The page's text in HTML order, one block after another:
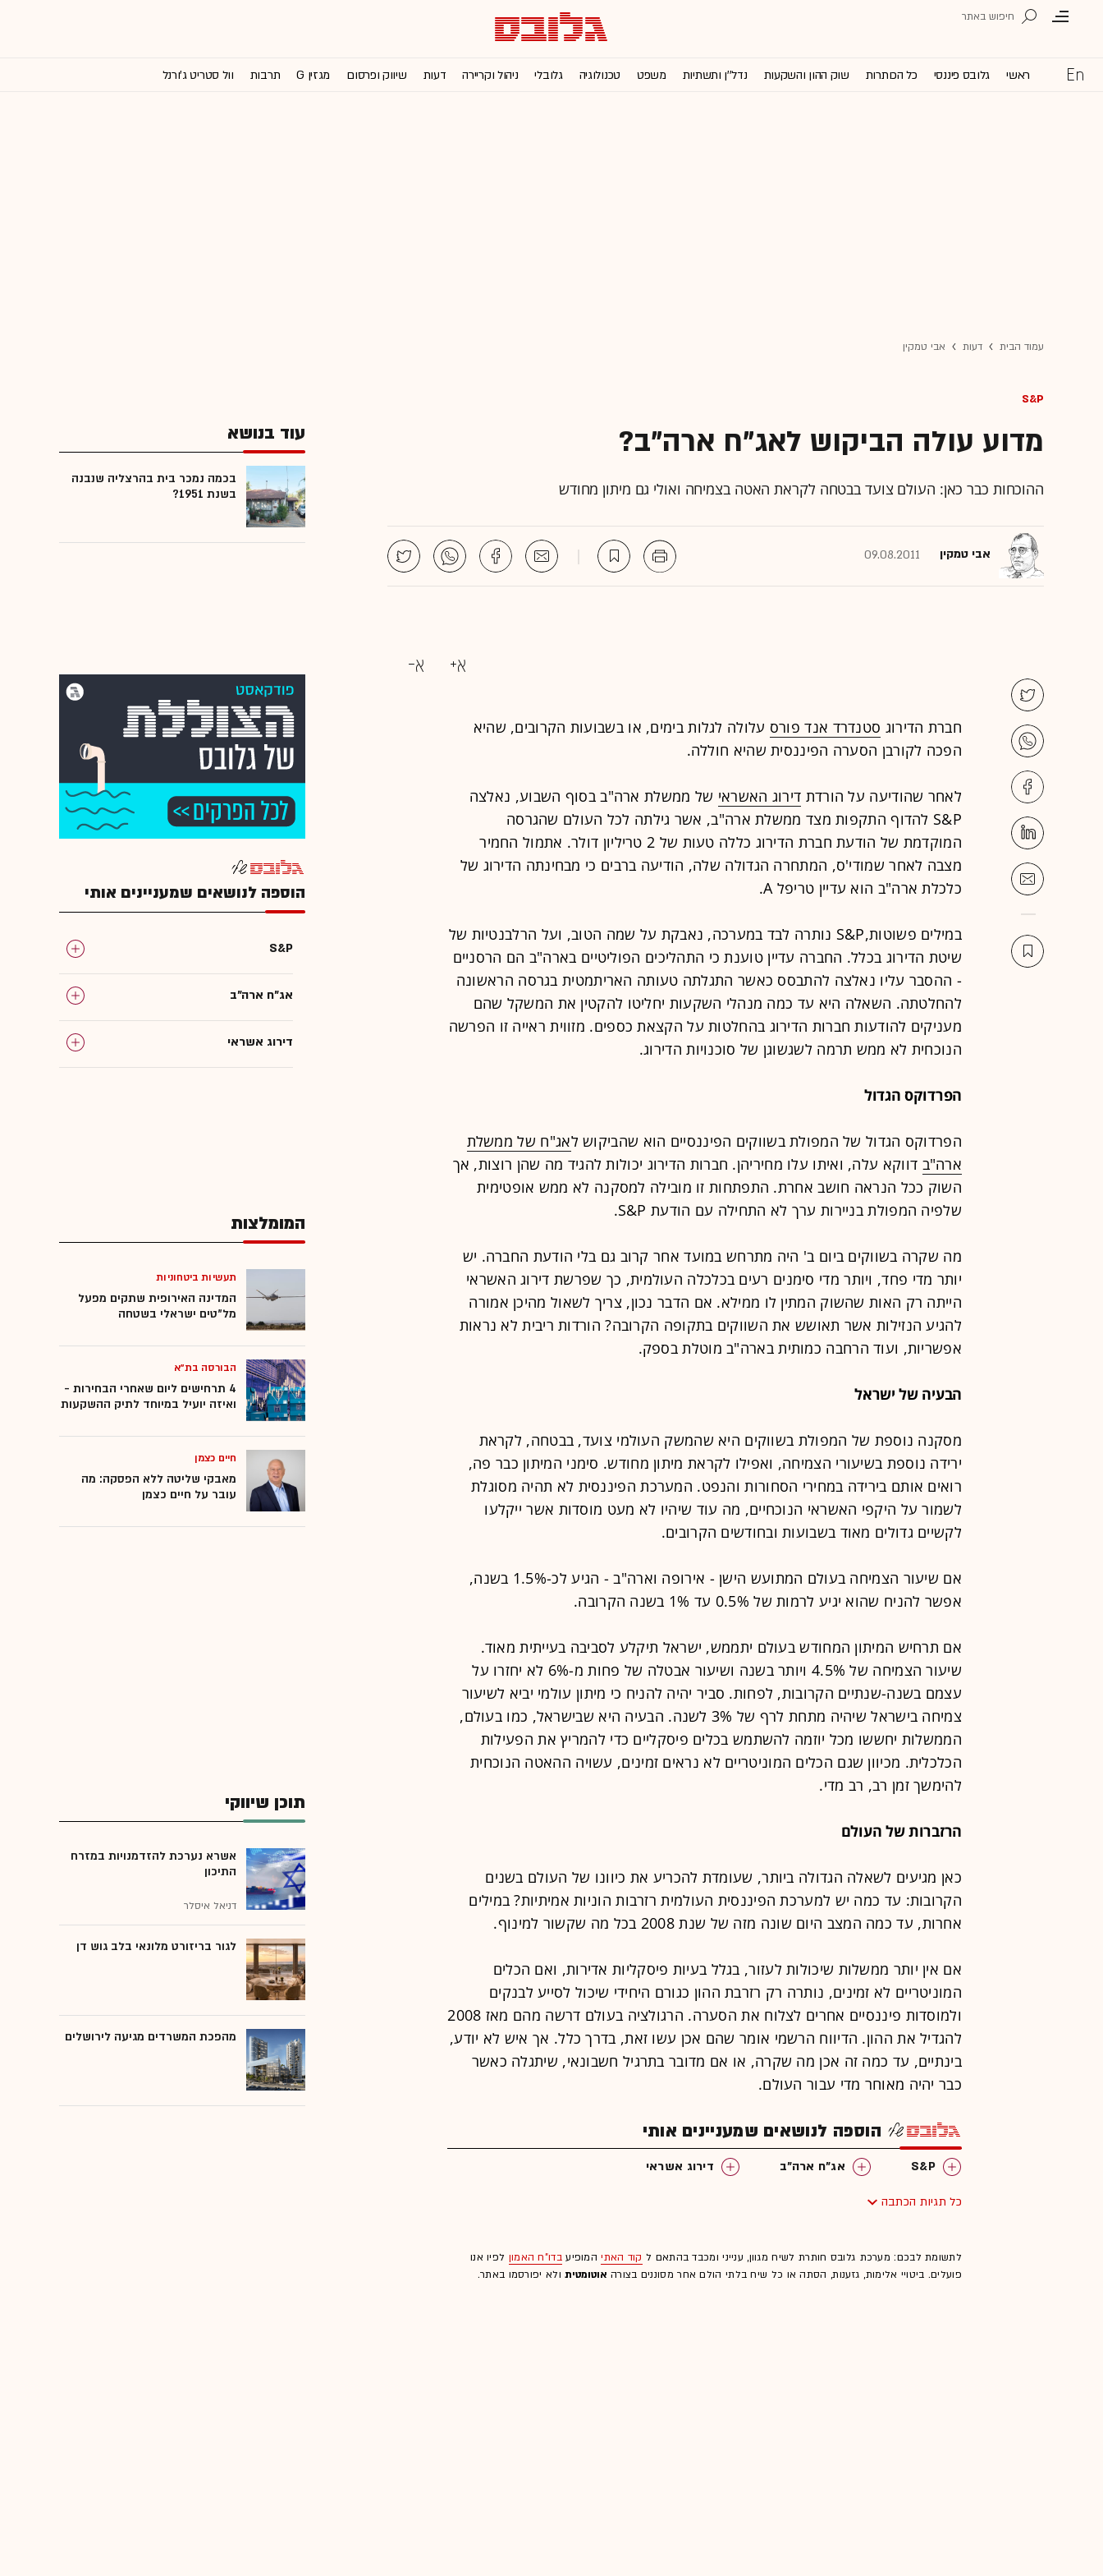
ראשי גלובס פיננסי כל הכותרות שוק ההון והשקעות נדל''ן ותשתיות משפט טכנולוגיה גלובלי ניהול וקריירה דעות שיווק ופרסום מגזין G תרבות וול סטריט ג'ורנל
עמוד הבית דעות אבי טמקין
S&P
מדוע עולה הביקוש לאג"ח ארה"ב?
ההוכחות כבר כאן: העולם צועד בבטחה לקראת האטה בצמיחה ואולי גם מיתון מחודש
אבי טמקין 09.08.2011
חברת הדירוג סטנדרד אנד פורס עלולה לגלות בימים, או בשבועות הקרובים, שהיא
הפכה לקורבן הסערה הפיננסית שהיא חוללה.
לאחר שהודיעה על הורדת דירוג האשראי של ממשלת ארה"ב בסוף השבוע, נאלצה
S&P להדוף התקפות מצד ממשלת ארה"ב, אשר גילתה לכל העולם שהגרסה
המוקדמת של הודעת חברת הדירוג כללה טעות של 2 טריליון דולר. אתמול החמיר
מצבה לאחר שמודי'ס, המתחרה הגדולה שלה, הודיעה ברבים כי מבחינתה הדירוג של
כלכלת ארה"ב הוא עדיין טריפל A.
במילים פשוטות,S&P נותרה לבד במערכה, נאבקת על שמה הטוב, ועל הרלבנטיות של
שיטת הדירוג בכלל. החברה עדיין טוענת כי התהליכים הפוליטיים בארה"ב הם הרסניים
- ההסבר עליו נאלצה להתבסס כאשר התגלתה טעותה האריתמטית בגרסה הראשונה
להחלטתה. השאלה היא עד כמה מנהלי השקעות יחליטו להקטין את המשקל שהם
מעניקים להודעות חברות הדירוג בהחלטות על הקצאת כספים. מזווית ראייה זו הפרשה
הנוכחית לא ממש תרמה לשגשוגן של סוכנויות הדירוג.
הפרדוקס הגדול
הפרדוקס הגדול של המפולת בשווקים הפיננסיים הוא שהביקוש לאג"ח של ממשלת
ארה"ב דווקא עלה, ואיתו עלו מחיריהן. חברות הדירוג יכולות להגיד מה שהן רוצות, אך
השוק ככל הנראה חושב אחרת. התפתחות זו מובילה למסקנה לא ממש אופטימית
שלפיה המפולת בניירות ערך לא התחילה עם הודעת S&P.
מה שקרה בשווקים ביום ב' היה מתרחש במועד אחר קרוב גם בלי הודעת החברה. יש
יותר מדי פחד, ויותר מדי סימנים רעים בכלכלה העולמית, כך שפרשת דירוג האשראי
הייתה רק האות שהשוק המתין לו ממילא. אם הדבר נכון, צריך לשאול מהיכן אמורה
להגיע הנזילות אשר תאושש את השווקים בתקופה הקרובה? הורדות ריבית לא נראות
אפשריות, ועוד הרחבה כמותית בארה"ב מוטלת בספק.
הבעיה של ישראל
מסקנה נוספת של המפולת בשווקים היא שהמשק העולמי צועד, בבטחה, לקראת
ירידה נוספת בשיעורי הצמיחה, ואפילו לקראת מיתון מחודש. סימני המיתון כבר פה,
רואים אותם בירידה במחירי הסחורות והנפט. המערכת הפיננסית לא תהיה מסוגלת
לשמור על היקפי האשראי הנוכחיים, מה עוד שיהיו לא מעט מוסדות אשר ייקלעו
לקשיים גדולים מאוד בשבועות ובחודשים הקרובים.
אם שיעור הצמיחה בעולם המתועש הישן - אירופה וארה"ב - הגיע לכ-1.5% בשנה,
אפשר להניח שהוא יגיע לרמות של 0.5% עד 1% בשנה הקרובה.
אם תרחיש המיתון המחודש בעולם יתממש, ישראל תיקלע לסביבה בעייתית מאוד.
שיעור הצמיחה של 4.5% ויותר בשנה ושיעור אבטלה של פחות מ-6% לא יחזרו על
עצמם בשנה-שנתיים הקרובות, לפחות. סביר יהיה להניח כי מיתון עולמי יביא לשיעור
צמיחה בישראל שיהיה מתחת לרף של 3% לשנה. הבעיה היא שבישראל, כמו בעולם,
הממשלות יחששו מכל יוזמה להשתמש בכלים פיסקליים כדי להמריץ את הפעילות
הכלכלית. מכיוון שגם הכלים המוניטריים לא נראים זמינים, עשויה ההאטה הנוכחית
להימשך זמן רב, רב מדי.
הרזברות של העולם
כאן מגיעים לשאלה הגדולה ביותר, שעומדת להכריע את כיוונו של העולם בשנים
הקרובות: עד כמה יש למערכת הפיננסית העולמית רזרבות הוניות אמיתיות? במילים
אחרות, עד כמה המצב היום שונה מזה של שנת 2008 בכל מה שקשור למינוף.
אם אין יותר ממשלות שיכולות לעזור, בגלל בעיות פיסקליות אדירות, ואם הכלים
המוניטריים לא זמינים, נותרה רק רזרבת ההון כגורם היחידי שיכול לסייע לבנקים
ולמוסדות פיננסיים אחרים לצלוח את הסערה. הרגולציה בעולם דרשה מהם מאז 2008
להגדיל את ההון. הדיווח הרשמי אומר שהם אכן עשו זאת, בדרך כלל. אך איש לא יודע,
בינתיים, עד כמה זה אכן מה שקרה, או אם מדובר בתרגיל חשבונאי, שיתגלה כאשר
כבר יהיה מאוחר מדי עבור העולם.
הוספה לנושאים שמעניינים אותי
S&P אג"ח ארה"ב דירוג אשראי
כל תגיות הכתבה
לתשומת לבכם: מערכת גלובס חותרת לשיח מגוון, ענייני ומכבד בהתאם ל קוד האתיהמופיעבדו"ח האמון לפיו אנו
פועלים. ביטויי אלימות, גזענות, הסתה או כל שיח בלתי הולם אחר מסוננים בצורה אוטומטיתולא יפורסמו באתר.
עוד בנושא
בכמה נמכר בית בהרצליה שנבנה
בשנת 1951?
הוספה לנושאים שמעניינים אותי
S&P
אג"ח ארה"ב
דירוג אשראי
המומלצות
תעשיות ביטחוניות
המדינה האירופית שתקים מפעל
מל"טים ישראלי בשטחה
הבורסה בת"א
4 תרחישים ליום שאחרי הבחירות -
ואיזה יועיל במיוחד לתיק ההשקעות
חיים כצמן
מאבקי שליטה ללא הפסקה: מה
עובר על חיים כצמן
תוכן שיווקי
אשרא נערכת להזדמנויות במזרח
התיכון
דניאל איסלר
לגור בריזורט מלונאי בלב גוש דן
מהפכת המשרדים מגיעה לירושלים